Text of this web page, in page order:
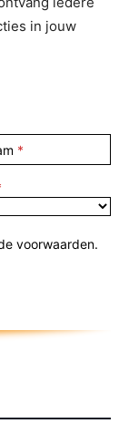
in jouw
voorwaarden.